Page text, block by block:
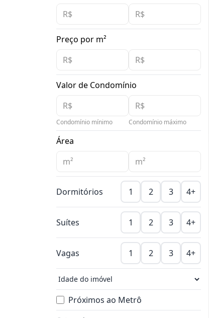
Preço por m²
Valor de Condomínio
Condomínio mínimo Condomínio máximo
Área
Dormitórios 1 2 3 4+
Suítes 1 2 3 4+
Vagas 1 2 3 4+
Próximos ao Metrô